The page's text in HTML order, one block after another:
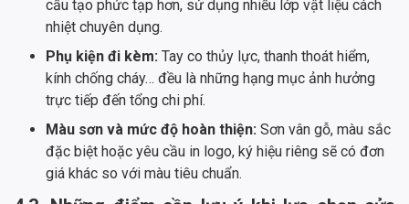
cấu tạo phức tạp hơn, sử dụng nhiều lớp vật liệu cách
nhiệt chuyên dụng.
Phụ kiện đi kèm: Tay co thủy lực, thanh thoát hiểm,
kính chống cháy… đều là những hạng mục ảnh hưởng
trực tiếp đến tổng chi phí.
Màu sơn và mức độ hoàn thiện: Sơn vân gỗ, màu sắc
đặc biệt hoặc yêu cầu in logo, ký hiệu riêng sẽ có đơn
giá khác so với màu tiêu chuẩn.